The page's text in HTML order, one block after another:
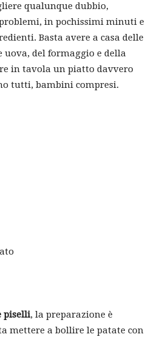
qualunque dubbio,
in pochissimi minuti e
Basta avere a casa delle
uova, del formaggio e della
in tavola un piatto davvero
tutti, bambini compresi.
piselli, la preparazione è
mettere a bollire le patate con